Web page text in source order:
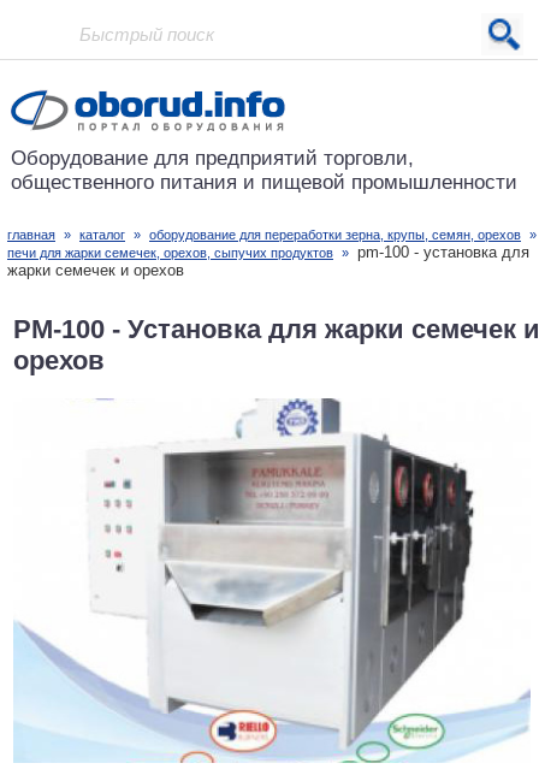
Проект основан в 2001 году
Оборудование для предприятий торговли,
общественного питания и пищевой промышленности
главная » каталог » оборудование для переработки зерна, крупы, семян, орехов »
печи для жарки семечек, орехов, сыпучих продуктов » pm-100 - установка для
жарки семечек и орехов
PM-100 - Установка для жарки семечек и
орехов